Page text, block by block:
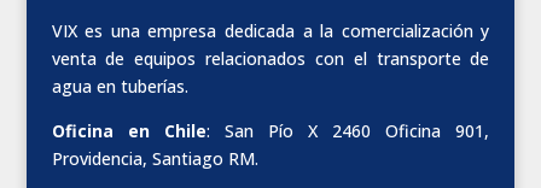
VIX es una empresa dedicada a la comercialización y
venta de equipos relacionados con el transporte de
agua en tuberías.
Oficina en Chile: San Pío X 2460 Oficina 901,
Providencia, Santiago RM.